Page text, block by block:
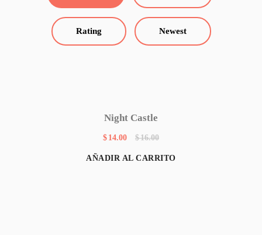
Rating Newest
Night Castle
$ 14.00 $16.00
AÑADIR AL CARRITO